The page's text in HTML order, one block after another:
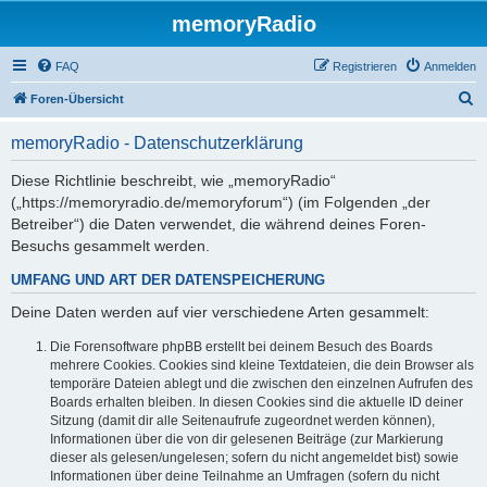
memoryRadio
FAQ Anmelden
Registrieren
Foren-Übersicht
memoryRadio - Datenschutzerklärung
Diese Richtlinie beschreibt, wie „memoryRadio“
(„https://memoryradio.de/memoryforum“) (im Folgenden „der
Betreiber“) die Daten verwendet, die während deines Foren-
Besuchs gesammelt werden.
UMFANG UND ART DER DATENSPEICHERUNG
Deine Daten werden auf vier verschiedene Arten gesammelt:
Die Forensoftware phpBB erstellt bei deinem Besuch des Boards
mehrere Cookies. Cookies sind kleine Textdateien, die dein Browser als
temporäre Dateien ablegt und die zwischen den einzelnen Aufrufen des
Boards erhalten bleiben. In diesen Cookies sind die aktuelle ID deiner
Sitzung (damit dir alle Seitenaufrufe zugeordnet werden können),
Informationen über die von dir gelesenen Beiträge (zur Markierung
dieser als gelesen/ungelesen; sofern du nicht angemeldet bist) sowie
Informationen über deine Teilnahme an Umfragen (sofern du nicht